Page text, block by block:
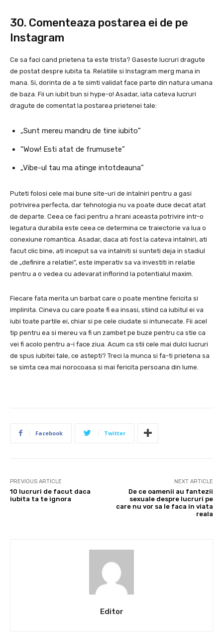
30. Comenteaza postarea ei de pe
Instagram
Ce sa faci cand prietena ta este trista? Gaseste lucruri dragute
de postat despre iubita ta. Relatiile si Instagram merg mana in
mana. Si, dorinta de a te simti validat face parte din natura umana
de baza. Fii un iubit bun si hype-o! Asadar, iata cateva lucruri
dragute de comentat la postarea prietenei tale:
„Sunt mereu mandru de tine iubito”
“Wow! Esti atat de frumusete”
„Vibe-ul tau ma atinge intotdeauna”
Puteti folosi cele mai bune site-uri de intalniri pentru a gasi
potrivirea perfecta, dar tehnologia nu va poate duce decat atat
de departe. Ceea ce faci pentru a hrani aceasta potrivire intr-o
legatura durabila este ceea ce determina ce traiectorie va lua o
conexiune romantica. Asadar, daca ati fost la cateva intalniri, ati
facut clic bine, ati inceput sa va intalniti si sunteti deja in stadiul
de „definire a relatiei”, este imperativ sa va investiti in relatie
pentru a o vedea cu adevarat inflorind la potentialul maxim.
Fiecare fata merita un barbat care o poate mentine fericita si
implinita. Cineva cu care poate fi ea insasi, stiind ca iubitul ei va
iubi toate partile ei, chiar si pe cele ciudate si intunecate. Fii acel
tip pentru ea si mereu va fi un zambet pe buze pentru ca stie ca
vei fi acolo pentru a-i face ziua. Acum ca stii cele mai dulci lucruri
de spus iubitei tale, ce astepti? Treci la munca si fa-ti prietena sa
se simta cea mai norocoasa si mai fericita persoana din lume.
Facebook Twitter
PREVIOUS ARTICLE
10 lucruri de facut daca
iubita ta te ignora
NEXT ARTICLE
De ce oamenii au fantezii
sexuale despre lucruri pe
care nu vor sa le faca in viata
reala
Editor